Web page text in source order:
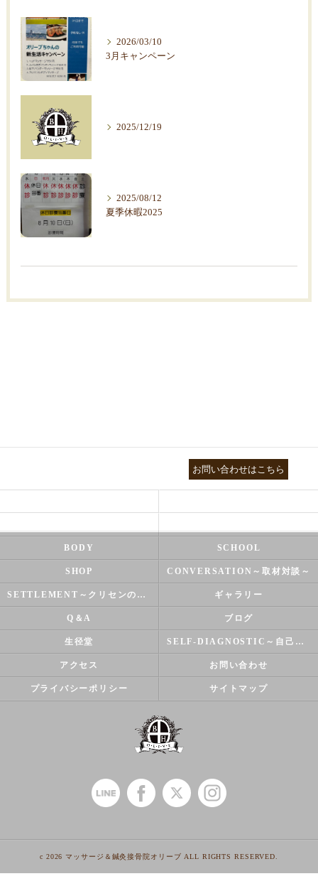
2026/03/10
3月キャンペーン
2025/12/19
2025/08/12
夏季休暇2025
お問い合わせはこちら
BODY SCHOOL
SHOP CONVERSATION～取材対談～
SETTLEMENT～クリセンのズバリ解決シリーズ～ ギャラリー
Q＆A ブログ
生径堂 SELF-DIAGNOSTIC～自己診断～
アクセス お問い合わせ
プライバシーポリシー サイトマップ
c 2026 マッサージ＆鍼灸接骨院オリーブ ALL RIGHTS RESERVED.